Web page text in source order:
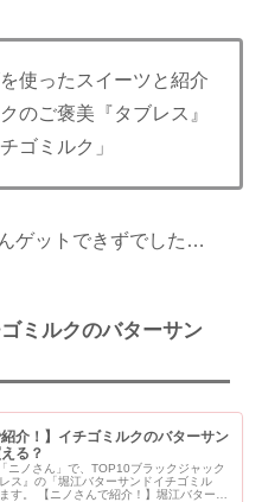
使ったスイーツと紹介
のご褒美『タブレス』
ゴミルク」
ゲットできずでした…
ミルクのバターサン
紹介！】イチゴミルクのバターサン
る？
ニノさん」で、TOP10ブラックジャック
ス』の「堀江バターサンドイチゴミル
す。 【ニノさんで紹介！】堀江バターサ